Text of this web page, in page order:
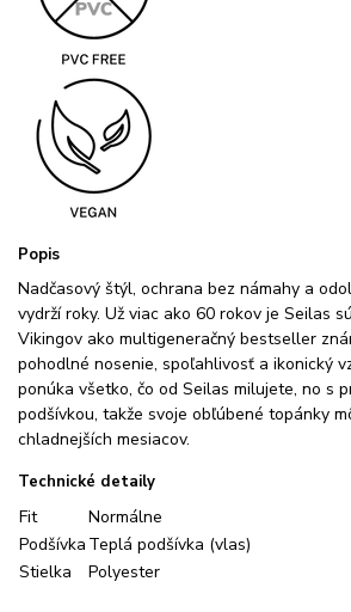
Popis
Nadčasový štýl, ochrana bez námahy a
vydrží roky. Už viac ako 60 rokov je Seilas
Vikingov ako multigeneračný bestseller
pohodlné nosenie, spoľahlivosť a ikonický
ponúka všetko, čo od Seilas milujete, no s
podšívkou, takže svoje obľúbené topánky
chladnejších mesiacov.
Technické detaily
Fit
Normálne
Podšívka Teplá podšívka (vlas)
Stielka
Polyester